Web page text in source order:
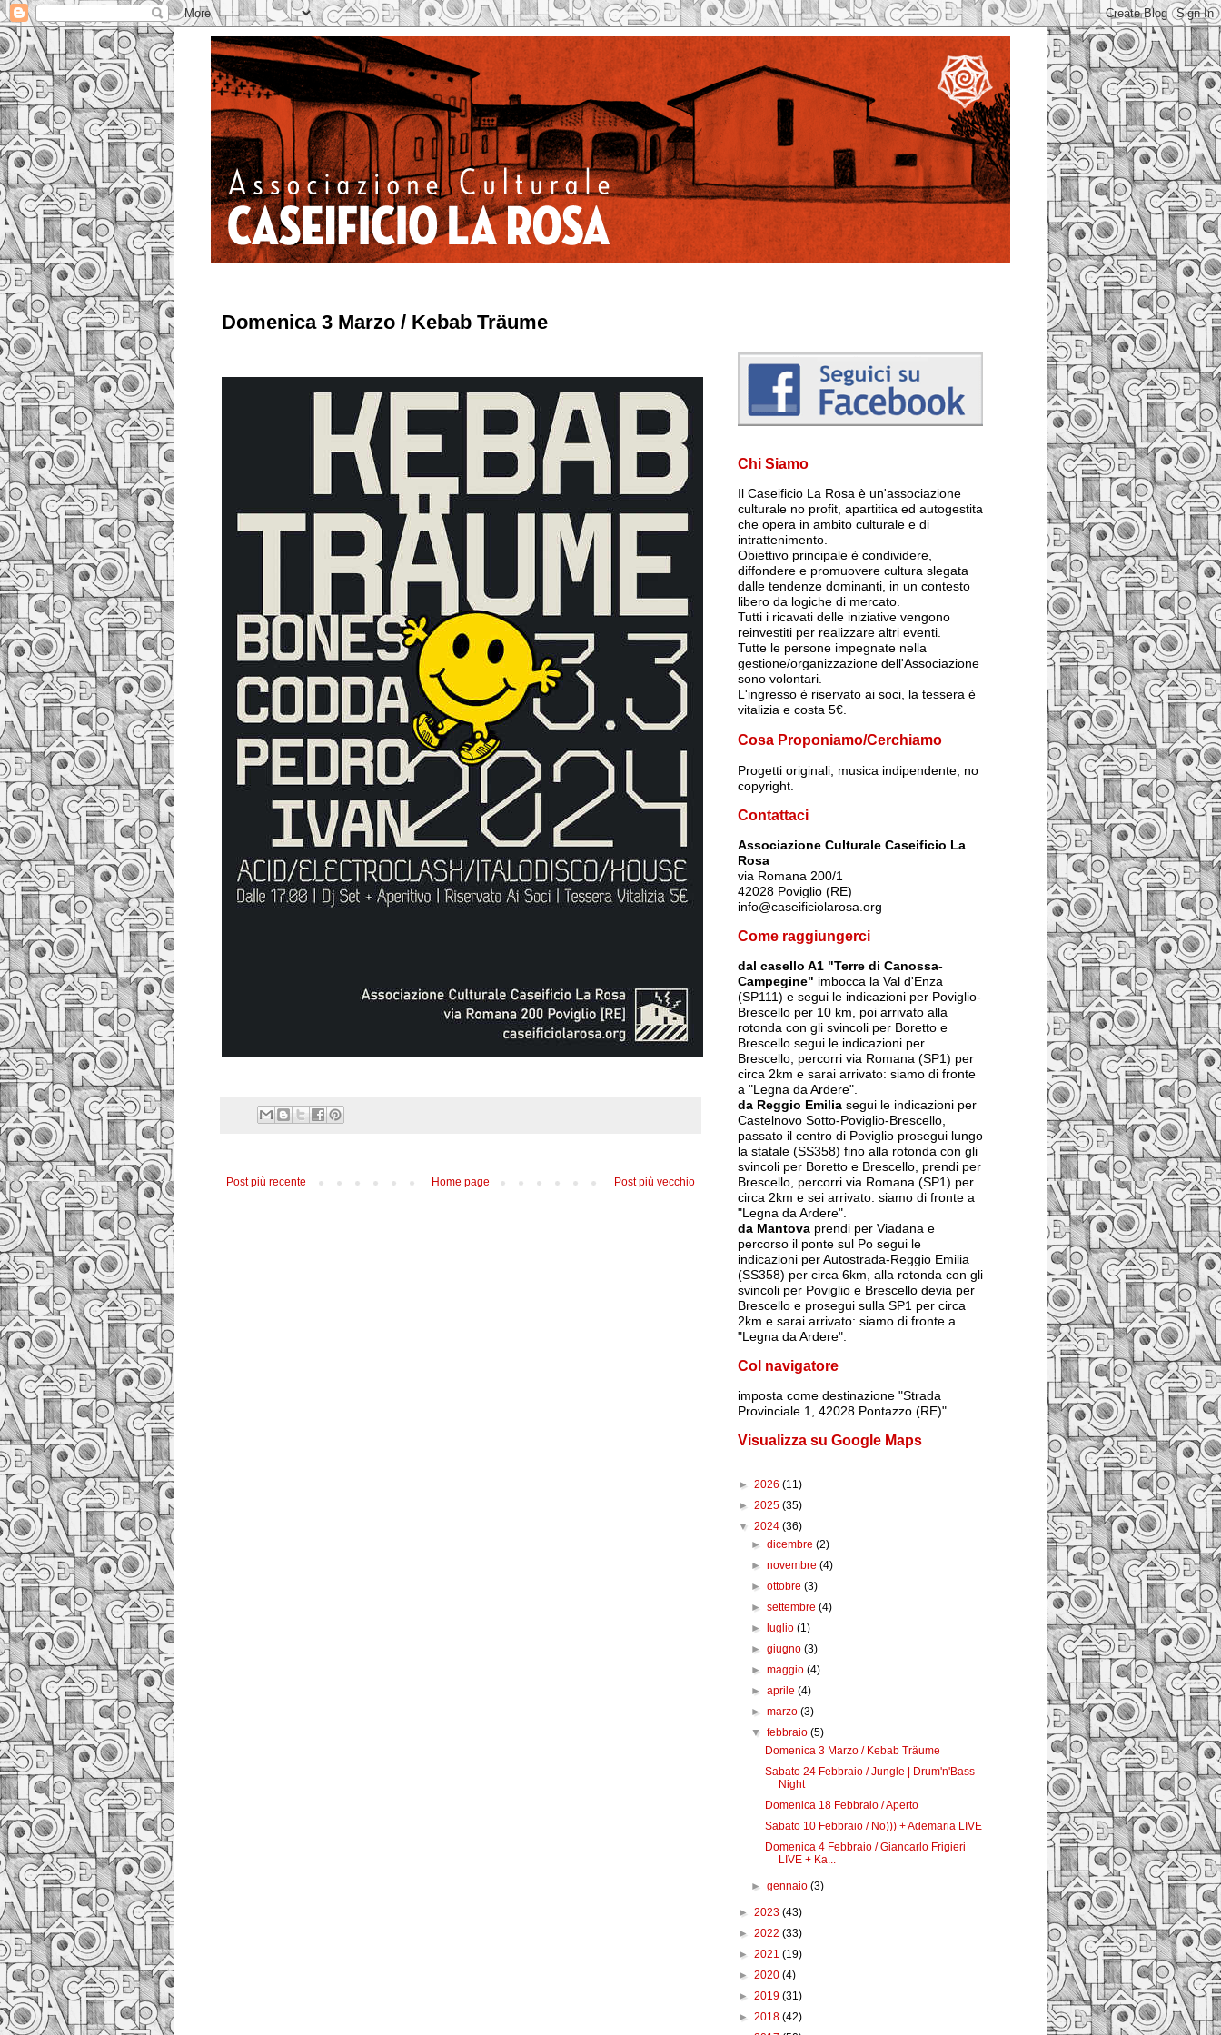
Domenica 3 Marzo / Kebab Träume
Post più recente Post più vecchio
Home page
Chi Siamo
Il Caseificio La Rosa è un'associazione
culturale no profit, apartitica ed autogestita
che opera in ambito culturale e di
intrattenimento.
Obiettivo principale è condividere,
diffondere e promuovere cultura slegata
dalle tendenze dominanti, in un contesto
libero da logiche di mercato.
Tutti i ricavati delle iniziative vengono
reinvestiti per realizzare altri eventi.
Tutte le persone impegnate nella
gestione/organizzazione dell'Associazione
sono volontari.
L'ingresso è riservato ai soci, la tessera è
vitalizia e costa 5€.
Cosa Proponiamo/Cerchiamo
Progetti originali, musica indipendente, no
copyright.
Contattaci
Associazione Culturale Caseificio La
Rosa
via Romana 200/1
42028 Poviglio (RE)
info@caseificiolarosa.org
Come raggiungerci
dal casello A1 "Terre di Canossa-
Campegine" imbocca la Val d'Enza
(SP111) e segui le indicazioni per Poviglio-
Brescello per 10 km, poi arrivato alla
rotonda con gli svincoli per Boretto e
Brescello segui le indicazioni per
Brescello, percorri via Romana (SP1) per
circa 2km e sarai arrivato: siamo di fronte
a "Legna da Ardere".
da Reggio Emilia segui le indicazioni per
Castelnovo Sotto-Poviglio-Brescello,
passato il centro di Poviglio prosegui lungo
la statale (SS358) fino alla rotonda con gli
svincoli per Boretto e Brescello, prendi per
Brescello, percorri via Romana (SP1) per
circa 2km e sei arrivato: siamo di fronte a
"Legna da Ardere".
da Mantova prendi per Viadana e
percorso il ponte sul Po segui le
indicazioni per Autostrada-Reggio Emilia
(SS358) per circa 6km, alla rotonda con gli
svincoli per Poviglio e Brescello devia per
Brescello e prosegui sulla SP1 per circa
2km e sarai arrivato: siamo di fronte a
"Legna da Ardere".
Col navigatore
imposta come destinazione "Strada
Provinciale 1, 42028 Pontazzo (RE)"
Visualizza su Google Maps
► 2026 (11)
► 2025 (35)
▼ 2024 (36)
►dicembre(2)
►novembre(4)
►ottobre(3)
►settembre(4)
►
luglio(1)
►giugno(3)
►maggio(4)
►aprile(4)
►marzo(3)
▼febbraio(5)
Domenica 3 Marzo / Kebab Träume
Sabato 24 Febbraio / Jungle | Drum'n'Bass
Night
Domenica 18 Febbraio / Aperto
Sabato 10 Febbraio / No))) + Ademaria LIVE
Domenica 4 Febbraio / Giancarlo Frigieri
LIVE + Ka...
►gennaio(3)
► 2023 (43)
► 2022 (33)
► 2021 (19)
► 2020 (4)
► 2019 (31)
► 2018 (42)